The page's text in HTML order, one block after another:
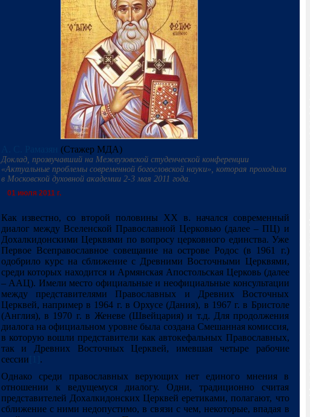
(Стажер МДА)
Доклад, прозвучавший на Межвузовской студенческой конференции
«Актуальные проблемы современной богословской науки», которая проходила
в Московской духовной академии 2-3 мая 2011 года.
01 июля 2011 г.
Как известно, со второй половины ХХ в. начался современный
диалог между Вселенской Православной Церковью (далее – ПЦ) и
Дохалкидонскими Церквями по вопросу церковного единства. Уже
Первое Всеправославное совещание на острове Родос (в 1961 г.)
одобрило курс на сближение с Древними Восточными Церквями,
среди которых находится и Армянская Апостольская Церковь (далее
– ААЦ). Имели место официальные и неофициальные консультации
между представителями Православных и Древних Восточных
Церквей, например в 1964 г. в Орхусе (Дания), в 1967 г. в Бристоле
(Англия), в 1970 г. в Женеве (Швейцария) и т.д. Для продолжения
диалога на официальном уровне была создана Смешанная комиссия,
в которую вошли представители как автокефальных Православных,
так и Древних Восточных Церквей, имевшая четыре рабочие
сессии
.
Однако среди православных верующих нет единого мнения в
отношении к ведущемуся диалогу. Одни, традиционно считая
представителей Дохалкидонских Церквей еретиками, полагают, что
сближение с ними недопустимо, в связи с чем, некоторые, впадая в